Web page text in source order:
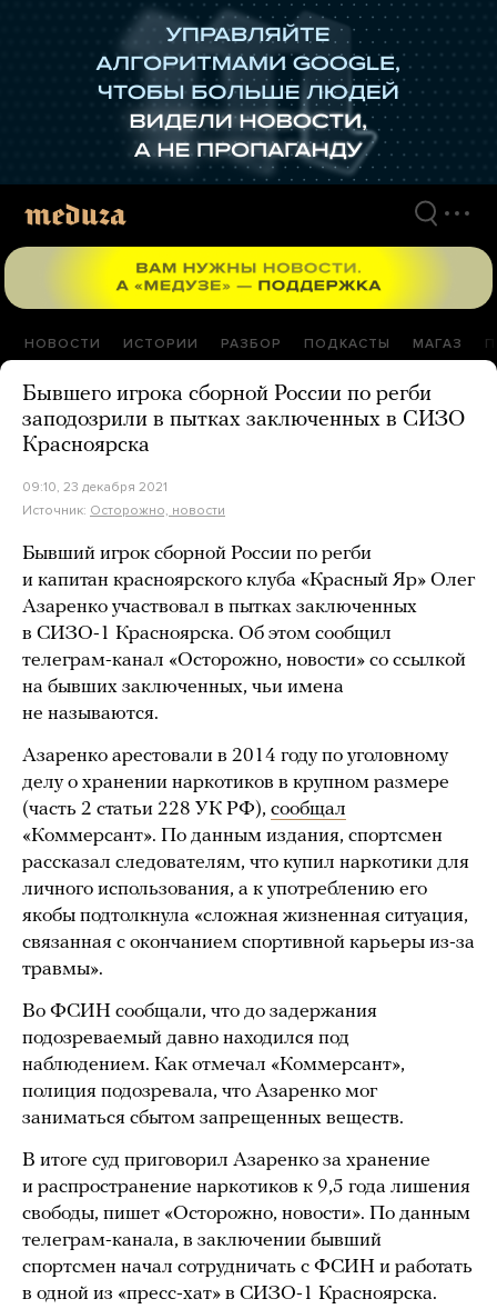
НОВОСТИ ИСТОРИИ РАЗБОР ПОДКАСТЫ МАГАЗ
Бывшего игрока сборной России по регби
заподозрили в пытках заключенных в СИЗО
Красноярска
09:10, 23 декабря 2021
Источник: Осторожно, новости
Бывший игрок сборной России по регби
и капитан красноярского клуба «Красный Яр» Олег
Азаренко участвовал в пытках заключенных
в СИЗО-1 Красноярска. Об этом сообщил
телеграм-канал «Осторожно, новости» со ссылкой
на бывших заключенных, чьи имена
не называются.
Азаренко арестовали в 2014 году по уголовному
делу о хранении наркотиков в крупном размере
(часть 2 статьи 228 УК РФ), сообщал
«Коммерсант». По данным издания, спортсмен
рассказал следователям, что купил наркотики для
личного использования, а к употреблению его
якобы подтолкнула «сложная жизненная ситуация,
связанная с окончанием спортивной карьеры из-за
травмы».
Во ФСИН сообщали, что до задержания
подозреваемый давно находился под
наблюдением. Как отмечал «Коммерсант»,
полиция подозревала, что Азаренко мог
заниматься сбытом запрещенных веществ.
В итоге суд приговорил Азаренко за хранение
и распространение наркотиков к 9,5 года лишения
свободы, пишет «Осторожно, новости». По данным
телеграм-канала, в заключении бывший
спортсмен начал сотрудничать с ФСИН и работать
в одной из «пресс-хат» в СИЗО-1 Красноярска.